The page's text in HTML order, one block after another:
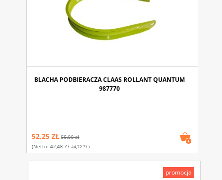
BLACHA PODBIERACZA CLAAS ROLLANT QUANTUM
987770
52,25 ZŁ 55,00 zł
(netto:42,48 ZŁ 44,72 Zł)
promocja